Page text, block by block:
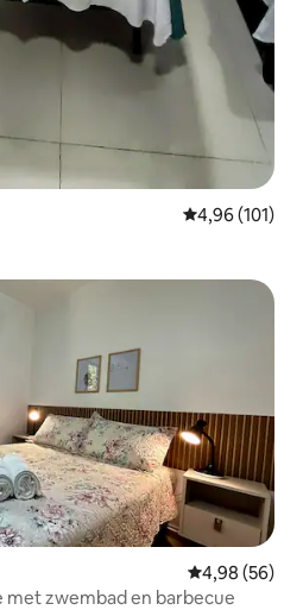
Gemiddelde
4,96 (101)
Gemiddelde
4,98 (56)
zwembad en barbecue